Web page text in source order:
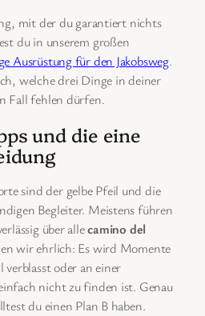
mit der du garantiert nichts
du in unserem großen
Ausrüstung für den Jakobsweg.
welche drei Dinge in deiner
Fall fehlen dürfen.
und die eine
sind der gelbe Pfeil und die
Begleiter. Meistens führen
über allecamino del
wir ehrlich: Es wird Momente
oder an einer
nicht zu finden ist. Genau
du einen Plan B haben.